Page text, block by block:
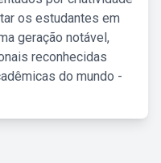
os estudantes em
geração notável,
reconhecidas
do mundo -